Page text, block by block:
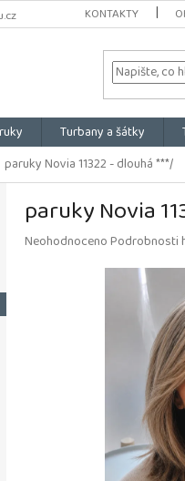
KONTAKTY
Turbany a šátky
paruky Novia 11322 - dlouhá ***/
paruky Novia
Průměrné
NeohodnocenoPodrobnosti